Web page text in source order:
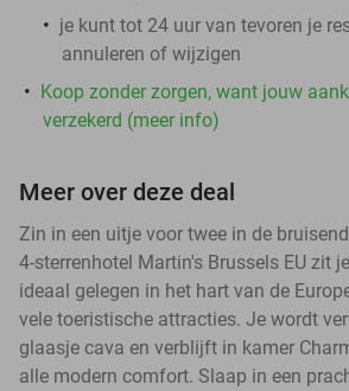
je kunt tot 24 uur van tevoren je
annuleren of wijzigen
Koop zonder zorgen, want jouw
verzekerd (meer info)
Meer over deze deal
Zin in een uitje voor twee in de
4-sterrenhotel Martin's Brussels EU zit
ideaal gelegen in het hart van de
vele toeristische attracties. Je wordt
glaasje cava en verblijft in kamer
alle modern comfort. Slaap in een